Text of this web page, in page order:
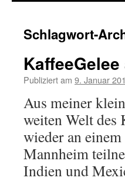
Schlagwort-
Publiziert am 9. Januar
Aus meiner
weiten Welt des
wieder an
Mannheim
Indien und